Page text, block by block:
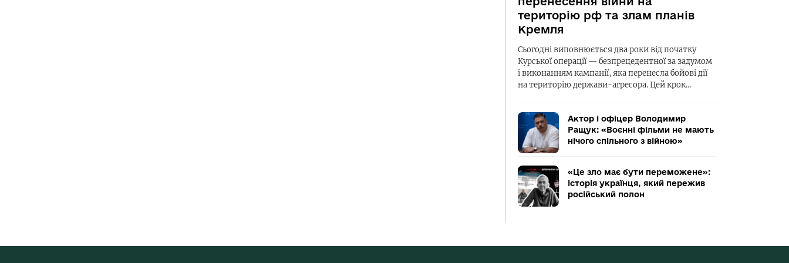
територію рф та злам планів
Кремля
Сьогодні виповнюється два роки від початку
Курської операції — безпрецедентної за задумом
і виконанням кампанії, яка перенесла бойові дії
на територію держави-агресора. Цей крок…
Актор і офіцер Володимир
Ращук: «Воєнні фільми не мають
нічого спільного з війною»
«Це зло має бути переможене»:
історія українця, який пережив
російський полон